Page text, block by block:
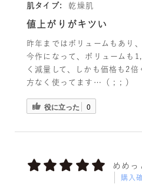
肌タイプ:
乾燥肌
値上がりがキツい
昨年まではボリュームもあり
今作になって、ボリュームも
く減量して、しかも価格も2
方なく使ってます…（ ; ; ）
役に立った 0
めめっ
購入